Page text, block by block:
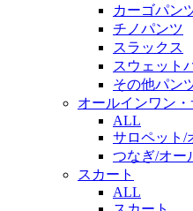
カーゴパン
チノパンツ
スラックス
スウェット
その他パン
オールインワン・
ALL
サロペット/
つなぎ/オー
スカート
ALL